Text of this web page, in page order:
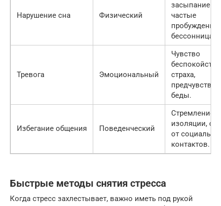
Нарушение сна Физический
засыпанием,
частые
пробуждения,
бессонница.
Тревога Эмоциональный
Чувство
страха,
предчувствие
беды.
Избегание общения Поведенческий
Стремление к
изоляции,
от
контактов.
Быстрые методы снятия стресса
Когда стресс захлестывает, важно иметь под рукой